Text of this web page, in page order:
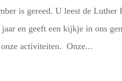
is gereed. U leest de
en geeft een kijkje in ons
activiteiten. Onze...